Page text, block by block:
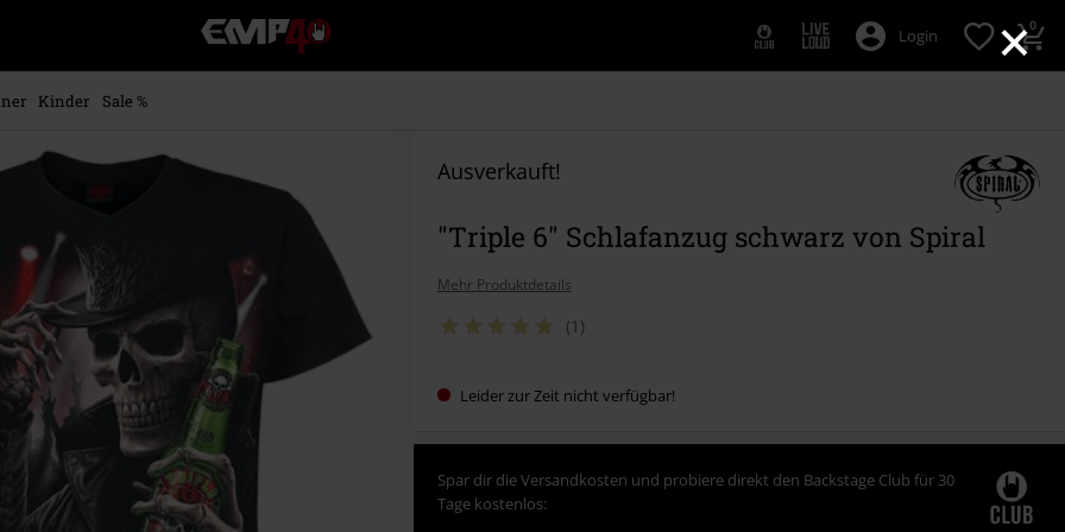
×
EMP
Merchandise
-
&
Entertainment
Login 0
Kinder
Sale %
Ausverkauft!
"Triple 6" Schlafanzug schwarz von Spiral
Mehr Produktdetails
(1)
Leider zur Zeit nicht verfügbar!
Spar dir die Versandkosten und probiere direkt den Backstage Club für 30
Tage kostenlos: